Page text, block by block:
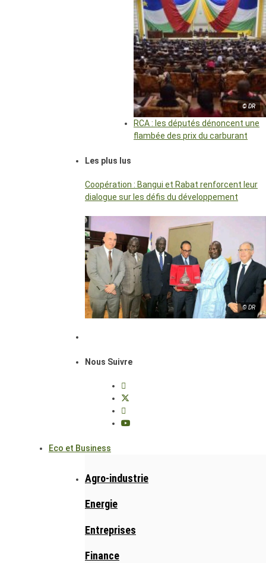
© DR
RCA : les députés dénoncent une
flambée des prix du carburant
Les plus lus
Coopération : Bangui et Rabat renforcent leur
dialogue sur les défis du développement
© DR
Nous Suivre
Eco et Business
Agro-industrie
Energie
Entreprises
Finance